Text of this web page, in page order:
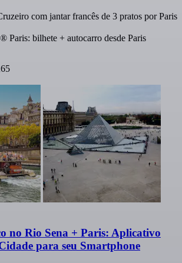
com jantar francês de 3 pratos por Paris
Paris: bilhete + autocarro desde Paris
no Rio Sena + Paris: Aplicativo
para seu Smartphone